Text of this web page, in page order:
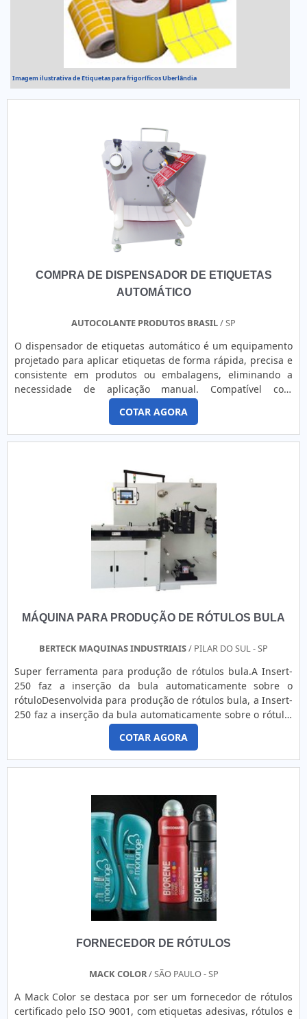
Imagem ilustrativa de Etiquetas para frigoríficos Uberlândia
COMPRA DE DISPENSADOR DE ETIQUETAS
AUTOMÁTICO
AUTOCOLANTE PRODUTOS BRASIL/ SP
O dispensador de etiquetas automático é um equipamento
projetado para aplicar etiquetas de forma rápida, precisa e
consistente em produtos ou embalagens, eliminando a
necessidade de aplicação manual. Compatível com
etiquetas em rolo de variados tamanhos e formatos, o
equipamento possui motor elétrico e sensores que
garantem o posicionamento correto das etiquetas durante a
aplicação. Sua estrutura robusta e materiais de alta
ambientes industriais exigentes. Com controle eletrônico e
interface intuitiva, permite fácil ajuste de velocidade e
operação. Ideal para aumentar a produtividade e
padronizar o processo de etiquetagem em linhas de
produção automatizadas. Alta produtividade Aplica
etiquetas rapidamente e com precisão. Consistência na
aplicação Garantia de posicionamento correto em cada
produto. Redução de erros Minimiza falhas comuns na
aplicação manual. Facilidade de operação Interface simples
COTAR AGORA
MÁQUINA PARA PRODUÇÃO DE RÓTULOS BULA
BERTECK MAQUINAS INDUSTRIAIS/ PILAR DO SUL - SP
Super ferramenta para produção de rótulos bula.A Insert-
250 faz a inserção da bula automaticamente sobre o
rótuloDesenvolvida para produção de rótulos bula, a Insert-
250 faz a inserção da bula automaticamente sobre o rótulo,
lamina e corta. Aceita bulas de 50mm a 250mm de largura,
possui registro eletrônico de cortePermite laminar, cortar e
bobinar material já impresso em Impressora Flexográfica ou
digital.Todo comando da máquina é feito através de uma
controlador de tensão no desbobinador e bobinador,
alinhador de borda eletrônico, rolos puxadores com sistema
de pressão pneumáticosMáquina super robusta e fácil de
operar, baixo custo de manutençãoAplicaçãoProdução de
rótulos bula, corte off line (repasse)Produção por horamédia
de 6.000 aplicações/horaQuem está em busca de máquina
para produção de rótulos bula, sem dúvidas, conseguirá
encontrar no website da Berteck Máquinas Industriais.
Solicitando uma cotação na empresa mais qualificada do
ramo, o negócio é assertivo.MAIS DETALHES SOBRE A
procura de máquina para produção de rótulos bula em uma
Máquinas Industriais. Com grande expressão de mercado
COTAR AGORA
FORNECEDOR DE RÓTULOS
MACK COLOR/ SÃO PAULO - SP
A Mack Color se destaca por ser um fornecedor de rótulos
certificado pelo ISO 9001, com etiquetas adesivas, rótulos e